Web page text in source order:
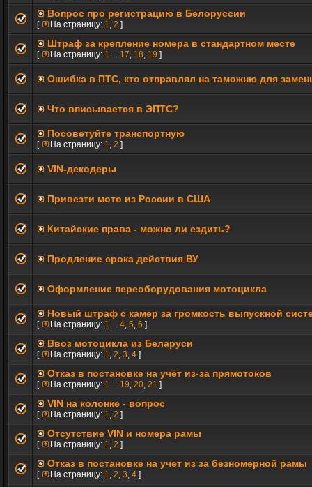
Вопрос про регистрацию в Белоруссии
[ На страницу: 1, 2 ]
Штраф за крепление номера в стандартном месте
[ На страницу: 1 ... 17, 18, 19 ]
Ошибка в ПТС, кто отправлял на таможню для
Что вписывается в ЭПТС?
Посоветуйте транспортную
[ На страницу: 1, 2 ]
VIN-декодеры
Привезти мото из России в США
Китайские права - можно ли ездить?
Продление срока действия ВУ
Оформление переоборудования мотоцикла
Новый штраф с камер за громкость выпускной
[ На страницу: 1 ... 4, 5, 6 ]
Ввоз мотоцикла из Беларуси
[ На страницу: 1, 2, 3, 4 ]
Отказ в постановке на учёт из-за прямотоков
[ На страницу: 1 ... 19, 20, 21 ]
VIN на колонке - вопрос
[ На страницу: 1, 2 ]
Отсутствие VIN и номера рамы
[ На страницу: 1, 2 ]
Отказ в постановке на учет из за безномерной рамы
[ На страницу: 1, 2, 3, 4 ]